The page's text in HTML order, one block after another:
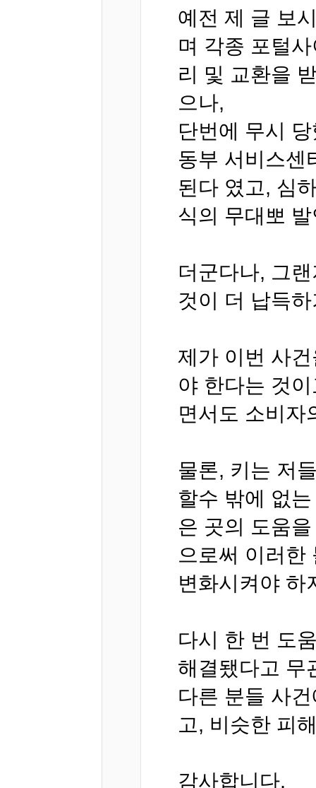
예전 제 글 보
며 각종 포털
리 및 교환을
으나,
단번에 무시
동부 서비스센
된다 였고, 심
식의 무대뽀
더군다나, 그
것이 더 납득
제가 이번 사
야 한다는 것
면서도 소비자
물론, 키는 저
할수 밖에 없
은 곳의 도움
으로써 이러한
변화시켜야 하
다시 한 번 도
해결됐다고 무
다른 분들 사
고, 비슷한 피
감사합니다.